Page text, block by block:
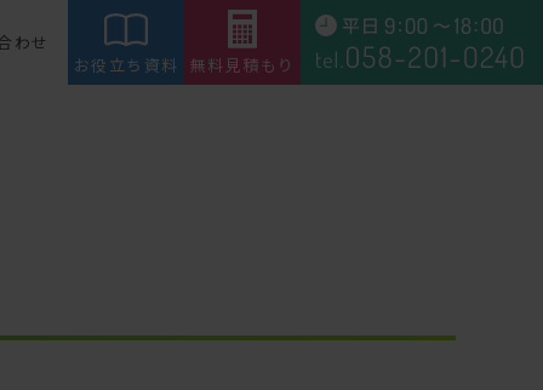
わせ
お役立ち資料 無料見積もり